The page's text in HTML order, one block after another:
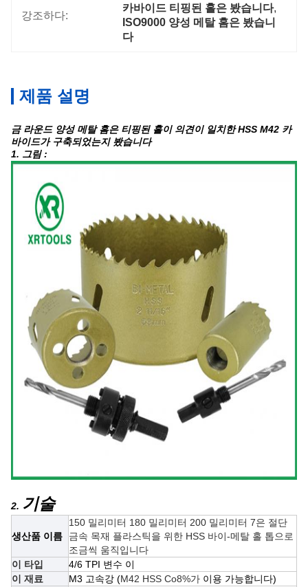
강조하다:
카바이드 티핑된 홀은 봤습니다,
ISO9000 양성 메탈 홈은 봤습니
다
제품 설명
금 라운드 양성 메탈 홈은 티핑된 홀이 의견이 일치한 HSS M42 카
바이드가 구축되었는지 봤습니다
1. 그림 :
2. 기술
생산품 이름
150 밀리미터 180 밀리미터 200 밀리미터 7은 절단
금속 목재 플라스틱을 위한 HSS 바이-메탈 홀 톱으로
조금씩 움직입니다
이 타입
4/6 TPI 변수 이
이 재료
M3 고속강 (M42 HSS Co8%가 이용 가능합니다)